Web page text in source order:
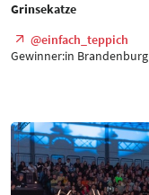
Grinsekatze
@einfach_teppich
Gewinner:in Brandenburg